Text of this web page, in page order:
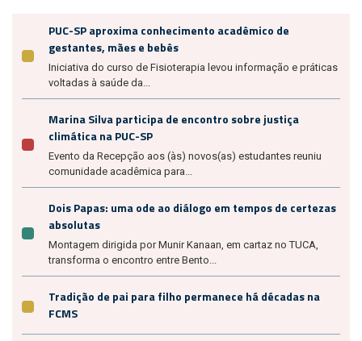
PUC-SP aproxima conhecimento acadêmico de
gestantes, mães e bebês
Iniciativa do curso de Fisioterapia levou informação e práticas
voltadas à saúde da...
Marina Silva participa de encontro sobre justiça
climática na PUC-SP
Evento da Recepção aos (às) novos(as) estudantes reuniu
comunidade acadêmica para...
Dois Papas: uma ode ao diálogo em tempos de certezas
absolutas
Montagem dirigida por Munir Kanaan, em cartaz no TUCA,
transforma o encontro entre Bento...
Tradição de pai para filho permanece há décadas na
FCMS